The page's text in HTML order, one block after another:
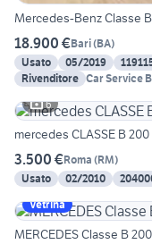
Mercedes-Benz Classe
18.900 €Bari(BA)
Usato
05/2019
Rivenditore Car Service
6
mercedes CLASSE B 200
3.500 €Roma (RM)
Usato
02/2010
Vetrina
MERCEDES Classe B